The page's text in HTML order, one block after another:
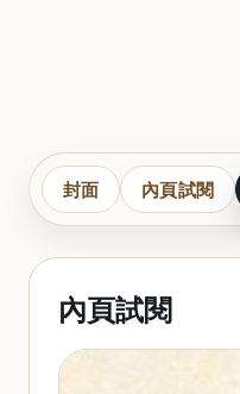
封面 內頁試閱
內頁試閱